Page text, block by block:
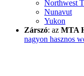
Northwest
Nunavut
Yukon
Zárszó: az MTA
nagyon hasznos